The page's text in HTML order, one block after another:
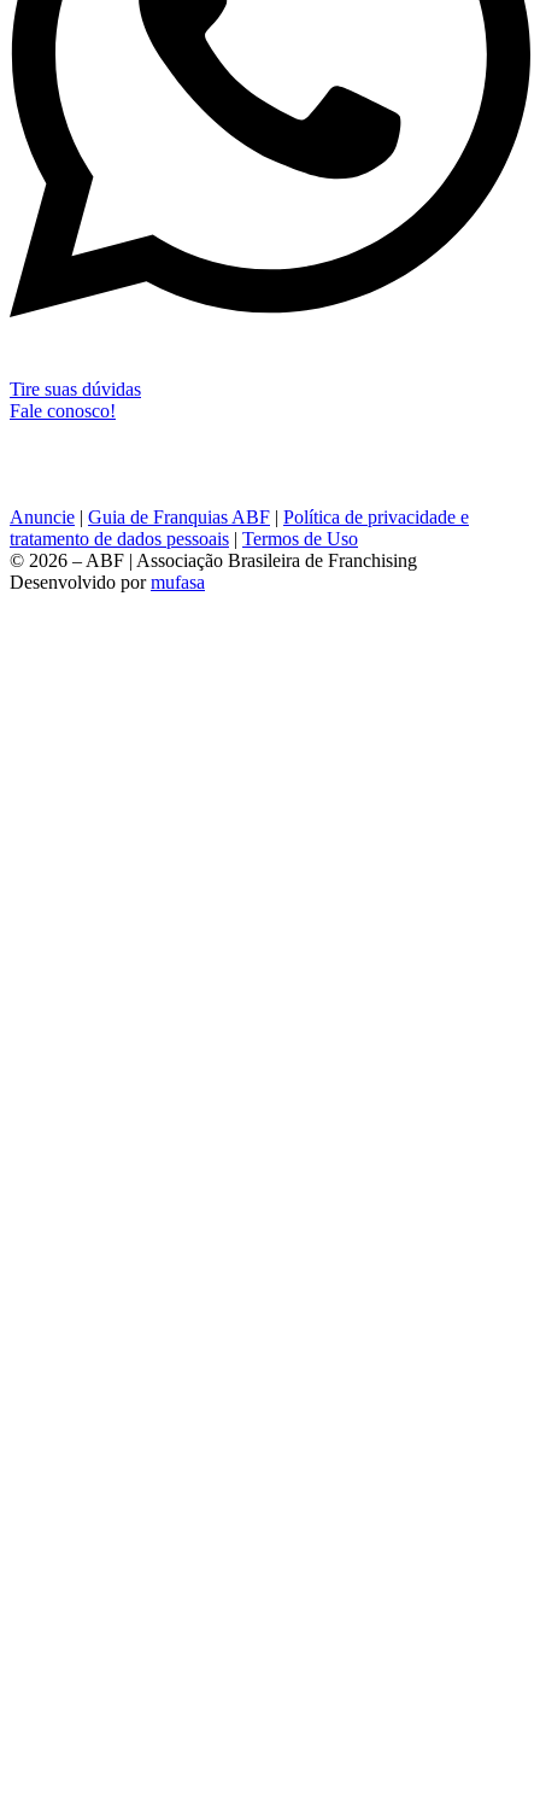
Tire suas dúvidas
Fale conosco!
Anuncie | Guia de Franquias ABF | Política de privacidade e
tratamento de dados pessoais | Termos de Uso
© 2026 – ABF | Associação Brasileira de Franchising
Desenvolvido pormufasa